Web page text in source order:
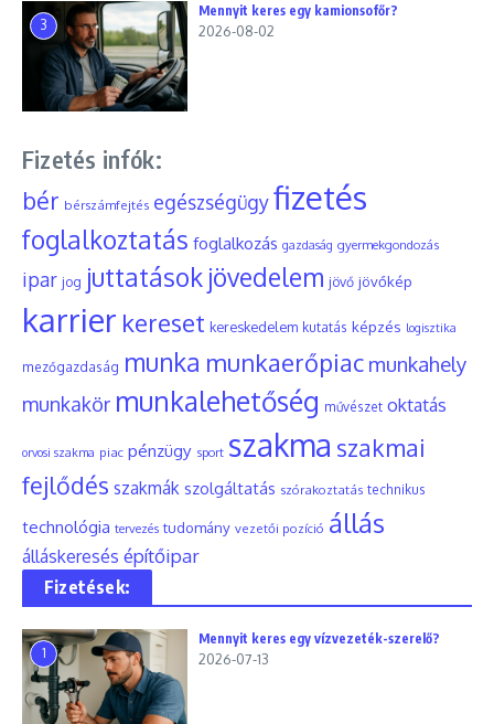
3
Mennyit keres egy kamionsofőr?
2026-08-02
Fizetés infók:
bér bérszámfejtés egészségügyfizetés
foglalkoztatás foglalkozás gazdaság gyermekgondozás
ipar jog juttatások jövedelem jövő jövőkép
karrier kereset kereskedelem kutatás képzés logisztika
mezőgazdaság munka munkaerőpiac munkahely
munkakör munkalehetőség művészet oktatás
orvosi szakma piac pénzügy sport szakma szakmai
fejlődés szakmák szolgáltatás szórakoztatás technikus
technológia tervezés tudomány vezetői pozíció állás
álláskeresés építőipar
Fizetések:
1
Mennyit keres egy vízvezeték-szerelő?
2026-07-13